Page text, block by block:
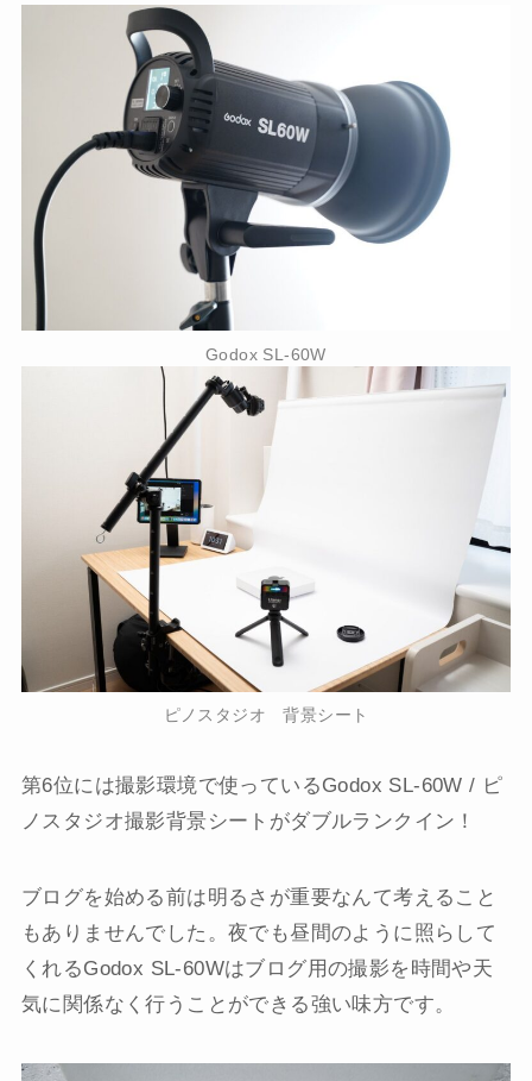
Godox SL-60W
ピノスタジオ 背景シート
第6位には撮影環境で使っているGodox SL-60W / ピ
ノスタジオ撮影背景シートがダブルランクイン！
ブログを始める前は明るさが重要なんて考えること
もありませんでした。夜でも昼間のように照らして
くれるGodox SL-60Wはブログ用の撮影を時間や天
気に関係なく行うことができる強い味方です。